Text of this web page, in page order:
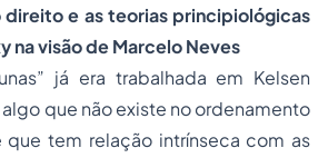
e as teorias principiológicas
na visão de Marcelo Neves
já era trabalhada em Kelsen
que não existe no ordenamento
tem relação intrínseca com as